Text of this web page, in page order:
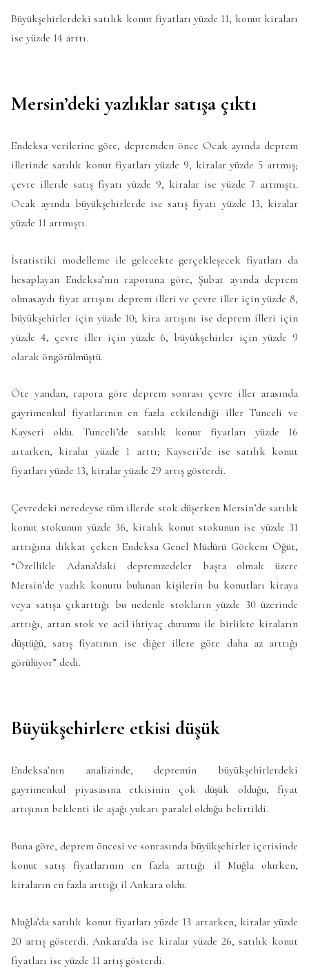
Büyükşehirlerdeki satılık konut fiyatları yüzde 11, konut kiraları
ise yüzde 14 arttı.
Mersin’deki yazlıklar satışa çıktı
Endeksa verilerine göre, depremden önce Ocak ayında deprem
illerinde satılık konut fiyatları yüzde 9, kiralar yüzde 5 artmış;
çevre illerde satış fiyatı yüzde 9, kiralar ise yüzde 7 artmıştı.
Ocak ayında büyükşehirlerde ise satış fiyatı yüzde 13, kiralar
yüzde 11 artmıştı.
İstatistiki modelleme ile gelecekte gerçekleşecek fiyatları da
hesaplayan Endeksa’nın raporuna göre, Şubat ayında deprem
olmasaydı fiyat artışını deprem illeri ve çevre iller için yüzde 8,
büyükşehirler için yüzde 10; kira artışını ise deprem illeri için
yüzde 4, çevre iller için yüzde 6, büyükşehirler için yüzde 9
olarak öngörülmüştü.
Öte yandan, rapora göre deprem sonrası çevre iller arasında
gayrimenkul fiyatlarının en fazla etkilendiği iller Tunceli ve
Kayseri oldu. Tunceli’de satılık konut fiyatları yüzde 16
artarken, kiralar yüzde 1 arttı; Kayseri’de ise satılık konut
fiyatları yüzde 13, kiralar yüzde 29 artış gösterdi.
Çevredeki neredeyse tüm illerde stok düşerken Mersin’de satılık
konut stokunun yüzde 36, kiralık konut stokunun ise yüzde 31
arttığına dikkat çeken Endeksa Genel Müdürü Görkem Öğüt,
“Özellikle Adana’daki depremzedeler başta olmak üzere
Mersin’de yazlık konutu bulunan kişilerin bu konutları kiraya
veya satışa çıkarttığı bu nedenle stokların yüzde 30 üzerinde
arttığı, artan stok ve acil ihtiyaç durumu ile birlikte kiraların
düştüğü, satış fiyatının ise diğer illere göre daha az arttığı
görülüyor” dedi.
Büyükşehirlere etkisi düşük
Endeksa’nın analizinde, depremin büyükşehirlerdeki
gayrimenkul piyasasına etkisinin çok düşük olduğu, fiyat
artışının beklenti ile aşağı yukarı paralel olduğu belirtildi.
Buna göre, deprem öncesi ve sonrasında büyükşehirler içerisinde
konut satış fiyatlarının en fazla arttığı il Muğla olurken,
kiraların en fazla arttığı il Ankara oldu.
Muğla’da satılık konut fiyatları yüzde 13 artarken, kiralar yüzde
20 artış gösterdi. Ankara’da ise kiralar yüzde 26, satılık konut
fiyatları ise yüzde 11 artış gösterdi.